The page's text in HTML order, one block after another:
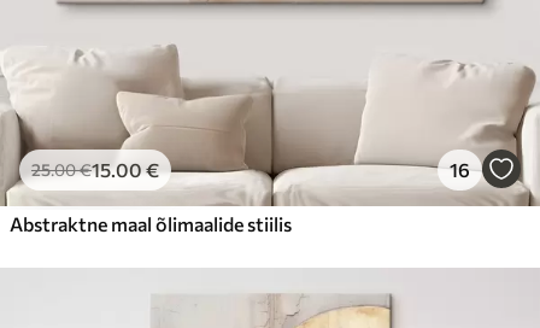
25.00€15.00€ 16
Abstraktne maal õlimaalide stiilis